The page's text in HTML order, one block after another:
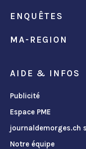
ENQUÊTES
MA-REGION
AIDE & INFOS
Publicité
Espace PME
journaldemorges.ch
Notre équipe